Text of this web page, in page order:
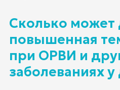
Сколько может
повышенная
при ОРВИ и
заболеваниях у